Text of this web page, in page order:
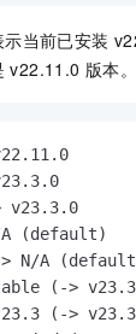
当前已安装
v22.11.0 版本。
v23.3.0
(default)
N/A
(->
(->